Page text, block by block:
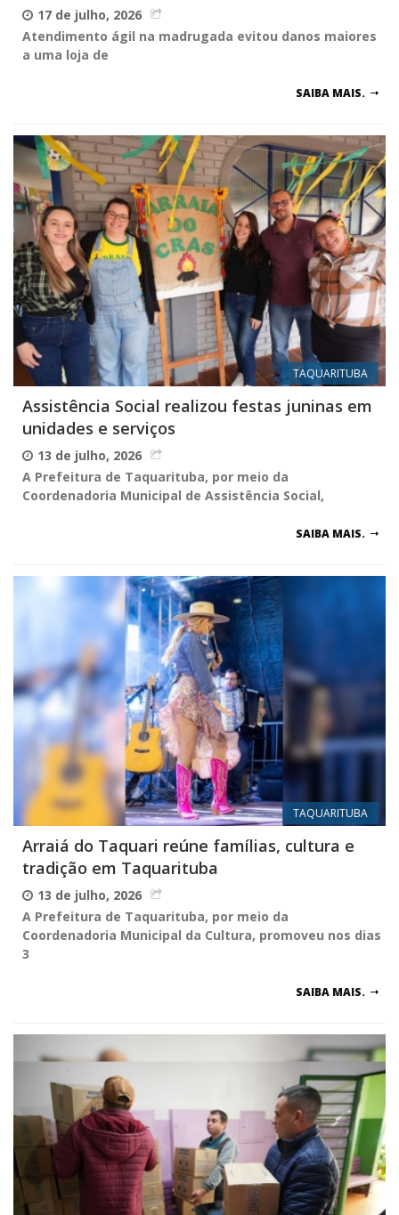
17 de julho, 2026
Atendimento ágil na madrugada evitou danos maiores
a uma loja de
SAIBA MAIS.
TAQUARITUBA
Assistência Social realizou festas juninas em
unidades e serviços
13 de julho, 2026
A Prefeitura de Taquarituba, por meio da
Coordenadoria Municipal de Assistência Social,
SAIBA MAIS.
TAQUARITUBA
Arraiá do Taquari reúne famílias, cultura e
tradição em Taquarituba
13 de julho, 2026
A Prefeitura de Taquarituba, por meio da
Coordenadoria Municipal da Cultura, promoveu nos dias
3
SAIBA MAIS.